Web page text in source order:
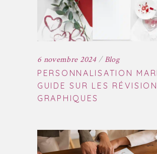
6 novembre 2024 Blog
PERSONNALISATION
GUIDE SUR LES
GRAPHIQUES